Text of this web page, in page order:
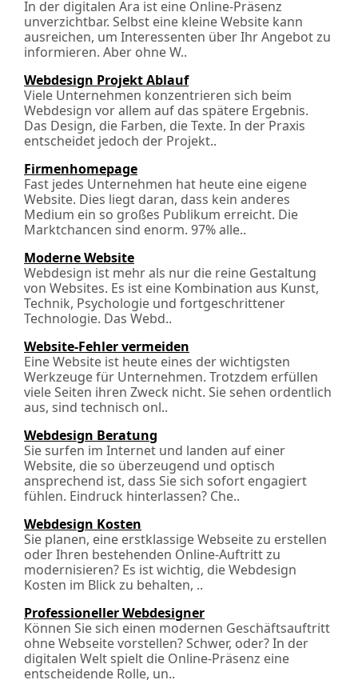
In der digitalen Ära ist eine Online-Präsenz
unverzichtbar. Selbst eine kleine Website kann
ausreichen, um Interessenten über Ihr Angebot zu
informieren. Aber ohne W..
Webdesign Projekt Ablauf
Viele Unternehmen konzentrieren sich beim
Webdesign vor allem auf das spätere Ergebnis.
Das Design, die Farben, die Texte. In der Praxis
entscheidet jedoch der Projekt..
Firmenhomepage
Fast jedes Unternehmen hat heute eine eigene
Website. Dies liegt daran, dass kein anderes
Medium ein so großes Publikum erreicht. Die
Marktchancen sind enorm. 97% alle..
Moderne Website
Webdesign ist mehr als nur die reine Gestaltung
von Websites. Es ist eine Kombination aus Kunst,
Technik, Psychologie und fortgeschrittener
Technologie. Das Webd..
Website-Fehler vermeiden
Eine Website ist heute eines der wichtigsten
Werkzeuge für Unternehmen. Trotzdem erfüllen
viele Seiten ihren Zweck nicht. Sie sehen ordentlich
aus, sind technisch onl..
Webdesign Beratung
Sie surfen im Internet und landen auf einer
Website, die so überzeugend und optisch
ansprechend ist, dass Sie sich sofort engagiert
fühlen. Eindruck hinterlassen? Che..
Webdesign Kosten
Sie planen, eine erstklassige Webseite zu erstellen
oder Ihren bestehenden Online-Auftritt zu
modernisieren? Es ist wichtig, die Webdesign
Kosten im Blick zu behalten, ..
Professioneller Webdesigner
Können Sie sich einen modernen Geschäftsauftritt
ohne Webseite vorstellen? Schwer, oder? In der
digitalen Welt spielt die Online-Präsenz eine
entscheidende Rolle, un..